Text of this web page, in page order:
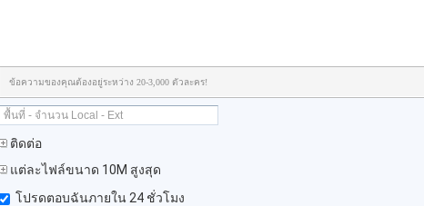
ข้อความของคุณต้องอยู่ระหว่าง 20-3,000 ตัวละคร!
ติดต่อ
แต่ละไฟล์ขนาด 10M สูงสุด
โปรดตอบฉันภายใน 24 ชั่วโมง